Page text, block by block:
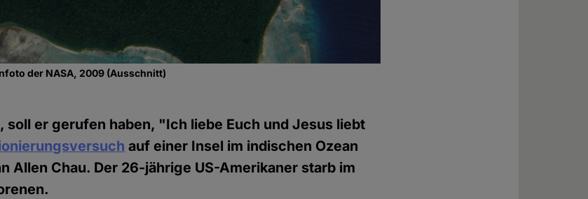
der NASA, 2009 (Ausschnitt)
soll er gerufen haben, "Ich liebe Euch und Jesus liebt
auf einer Insel im indischen Ozean
Allen Chau. Der 26-jährige US-Amerikaner starb im